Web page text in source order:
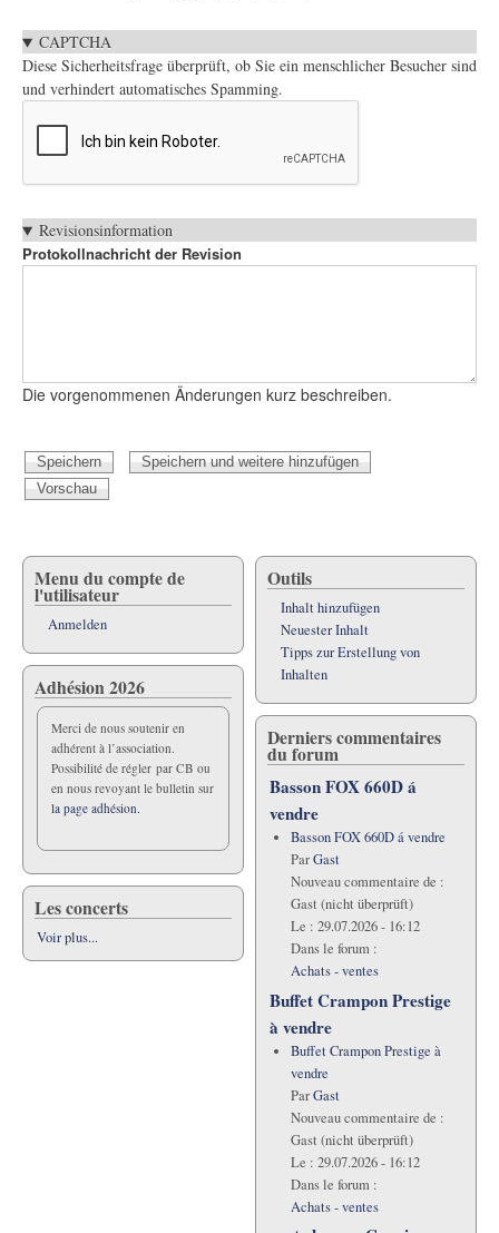
CAPTCHA
Diese Sicherheitsfrage überprüft, ob Sie ein menschlicher Besucher sind
und verhindert automatisches Spamming.
Vertikale
Reiter
Revisionsinformation
Protokollnachricht der Revision
Die vorgenommenen Änderungen kurz beschreiben.
Menu du compte de
l'utilisateur
Anmelden
Adhésion 2026
Merci de nous soutenir en
adhérent à l’association.
Possibilité de régler par CB ou
en nous revoyant le bulletin sur
la page adhésion.
Les concerts
Voir plus...
Outils
Inhalt hinzufügen
Neuester Inhalt
Tipps zur Erstellung von
Inhalten
Derniers commentaires
du forum
Basson FOX 660D á
vendre
Basson FOX 660D á vendre
ParGast
Nouveau commentaire de :
Gast (nicht überprüft)
Le : 29.07.2026 - 16:12
Dans le forum :
Achats - ventes
Buffet Crampon Prestige
à vendre
Buffet Crampon Prestige à
vendre
ParGast
Nouveau commentaire de :
Gast (nicht überprüft)
Le : 29.07.2026 - 16:12
Dans le forum :
Achats - ventes